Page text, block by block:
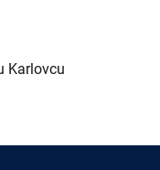
Karlovcu